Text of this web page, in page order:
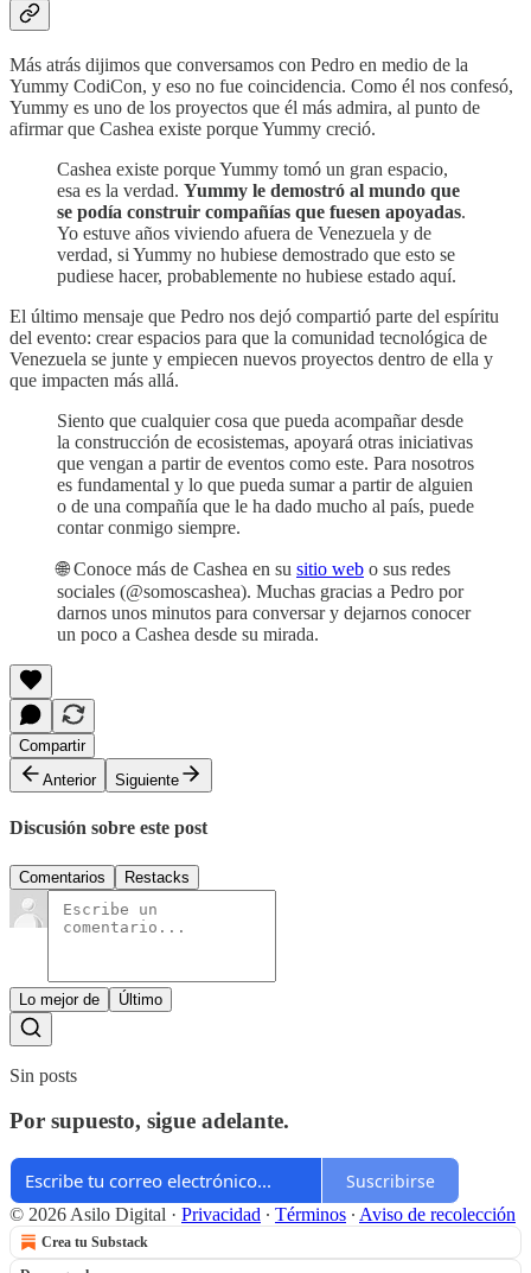
Más atrás dijimos que conversamos con Pedro en medio de la
Yummy CodiCon, y eso no fue coincidencia. Como él nos confesó,
Yummy es uno de los proyectos que él más admira, al punto de
afirmar que Cashea existe porque Yummy creció.
Cashea existe porque Yummy tomó un gran espacio,
esa es la verdad. Yummy le demostró al mundo que
se podía construir compañías que fuesen apoyadas.
Yo estuve años viviendo afuera de Venezuela y de
verdad, si Yummy no hubiese demostrado que esto se
pudiese hacer, probablemente no hubiese estado aquí.
El último mensaje que Pedro nos dejó compartió parte del espíritu
del evento: crear espacios para que la comunidad tecnológica de
Venezuela se junte y empiecen nuevos proyectos dentro de ella y
que impacten más allá.
Siento que cualquier cosa que pueda acompañar desde
la construcción de ecosistemas, apoyará otras iniciativas
que vengan a partir de eventos como este. Para nosotros
es fundamental y lo que pueda sumar a partir de alguien
o de una compañía que le ha dado mucho al país, puede
contar conmigo siempre.
🌐 Conoce más de Cashea en su sitio web o sus redes
sociales (@somoscashea). Muchas gracias a Pedro por
darnos unos minutos para conversar y dejarnos conocer
un poco a Cashea desde su mirada.
Compartir
Anterior
Siguiente
Discusión sobre este post
Comentarios Restacks
Lo mejor de Último
Sin posts
Por supuesto, sigue adelante.
Suscribirse
© 2026 Asilo Digital · Privacidad ∙ Términos ∙ Aviso de recolección
Crea tu Substack